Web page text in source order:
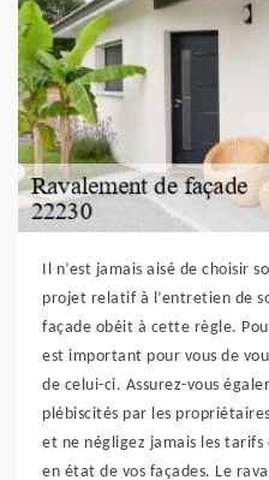
Il n’est jamais aisé de choisir
projet relatif à l’entretien de
façade obéit à cette règle.
est important pour vous de
de celui-ci. Assurez-vous
plébiscités par les
et ne négligez jamais les tarifs
en état de vos façades. Le